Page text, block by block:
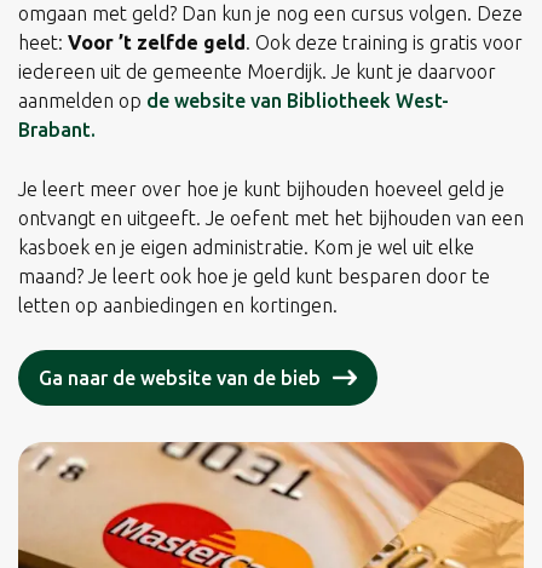
omgaan met geld? Dan kun je nog een cursus volgen. Deze
heet: Voor ’t zelfde geld. Ook deze training is gratis voor
iedereen uit de gemeente Moerdijk. Je kunt je daarvoor
aanmelden op de website van Bibliotheek West-
Brabant.
Je leert meer over hoe je kunt bijhouden hoeveel geld je
ontvangt en uitgeeft. Je oefent met het bijhouden van een
kasboek en je eigen administratie. Kom je wel uit elke
maand? Je leert ook hoe je geld kunt besparen door te
letten op aanbiedingen en kortingen.
Ga naar de website van de bieb